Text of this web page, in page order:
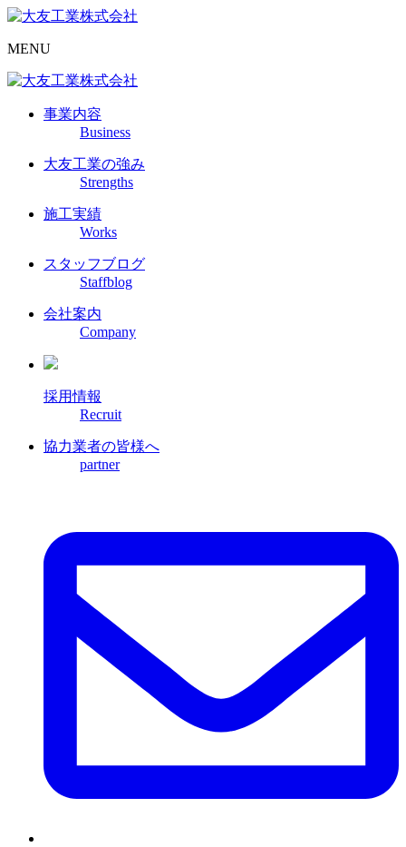
MENU
事業内容
Business
大友工業の強み
Strengths
施工実績
Works
スタッフブログ
Staffblog
会社案内
Company
採用情報
Recruit
協力業者の皆様へ
partner